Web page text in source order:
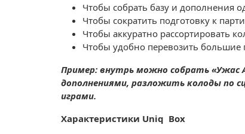
Чтобы собрать базу и дополнения
Чтобы сократить подготовку к
Чтобы аккуратно рассортировать
Чтобы удобно перевозить большие
Пример: внутрь можно собрать «Ужас
дополнениями, разложить колоды по
играми.
Характеристики Uniq  Box